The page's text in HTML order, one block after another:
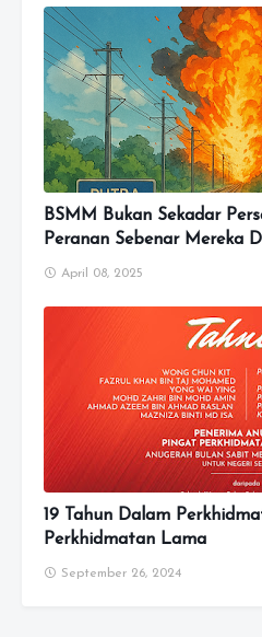
BSMM Bukan Sekadar
Peranan Sebenar Mereka
April 08, 2025
19 Tahun Dalam
Perkhidmatan Lama
September 26, 2024